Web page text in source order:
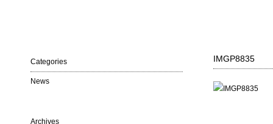
IMGP8835
Categories
News
Archives